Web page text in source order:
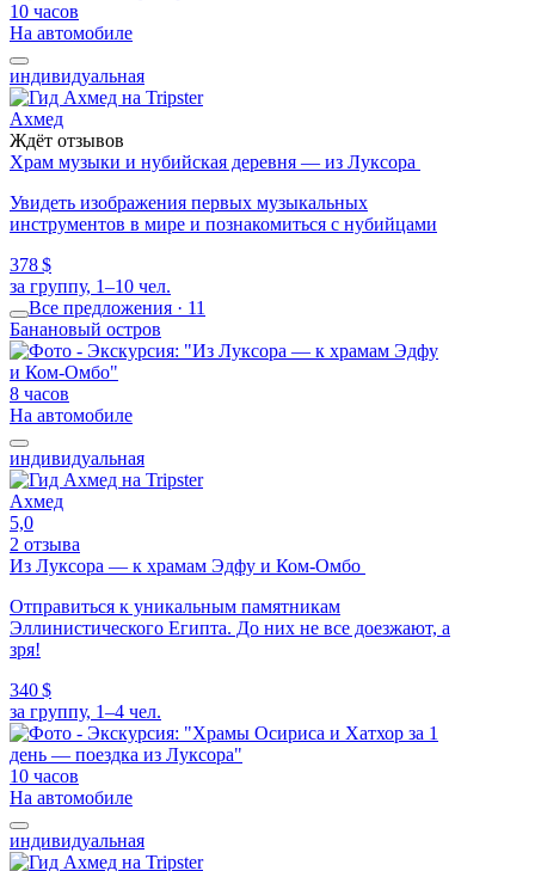
10 часов
На автомобиле
индивидуальная
Ахмед
Ждёт отзывов
Храм музыки и нубийская деревня — из Луксора
Увидеть изображения первых музыкальных
инструментов в мире и познакомиться с нубийцами
378 $
за группу, 1–10 чел.
Все предложения · 11
Банановый остров
8 часов
На автомобиле
индивидуальная
Ахмед
5,0
2 отзыва
Из Луксора — к храмам Эдфу и Ком-Омбо
Отправиться к уникальным памятникам
Эллинистического Египта. До них не все доезжают, а
зря!
340 $
за группу, 1–4 чел.
10 часов
На автомобиле
индивидуальная